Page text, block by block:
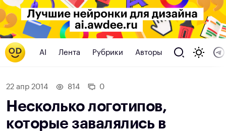
AI Лента Рубрики Авторы
22 апр 2014 814 0
Несколько логотипов,
которые завалялись в